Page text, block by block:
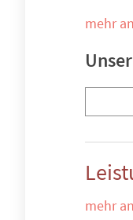
mehr
mehr